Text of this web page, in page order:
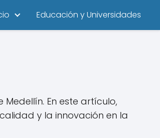
Educación y Universidades
En este artículo,
y la innovación en la